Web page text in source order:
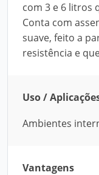
com 3 e 6 litros
Conta com
suave, feito a
resistência e
Uso /
Ambientes
Vantagens